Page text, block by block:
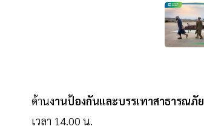
ด้านงานป้องกันและบรรเทาสาธารณภั
เวลา 14.00 น.